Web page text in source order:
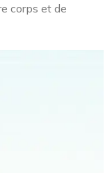
corps et de